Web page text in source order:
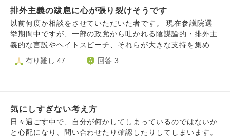
内科医で、精神科の臨床の 現場に入って初めに驚いたこと
が、まさに、患者に 処方される薬の多さだったと言ってい
ました。 ちなみに医療従事者の中には、私たち精神科の
患者を「ぷしこ」と呼んで悪口を言う人もいる そうです。
ち精神科医の間でも、なるべく患者に出したく ない薬もあ
こんな事で尊敬できなく なりたくありません。気にしない
ようになりたいです。 ……実を言うと、昔ここハスノハ
で、精神科通院中の相談者に 「精神科には行くな！薬物中
レビもスマホも使えなくなったら私は精神的に崩壊するので
はないか。 更にはまともな職に就けるだけの体力がない私
が貯金を使い果たし、生活保護になったらどうしよう... も
し生活保護受給中に大災害が起こったら？ 等々、まだ起き
の気持ちが大きくなって、日常生活でも、何もやることがな
排外主義の跋扈に心が張り裂けそうです
以前何度か相談をさせていただいた者です。 現在参議院選
挙期間中ですが、一部の政党から吐かれる陰謀論的・排外主
義的な言説やヘイトスピーチ、それらが大きな支持を集め始
めている現状に胸を痛めています。 子供の頃から社会問題
やニュースには敏感な方で、リアルな場やSNSで抵抗なく発
い」という収まりのつかなさが勝り、ここまであまり態度を
変えることはありませんでしたが、今回ほど絶望的な状況に
向き合わされ、気持ちが参ってしまったことはありません。
有り難し 47 回答 3
気にしすぎない考え方
日々過ごす中で、自分が何かしてしまっているのではないか
と心配になり、問い合わせたり確認したりしてしまいます。